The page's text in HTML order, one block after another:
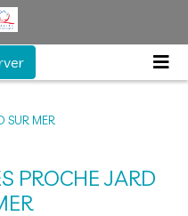
SUR MER
PROCHE JARD